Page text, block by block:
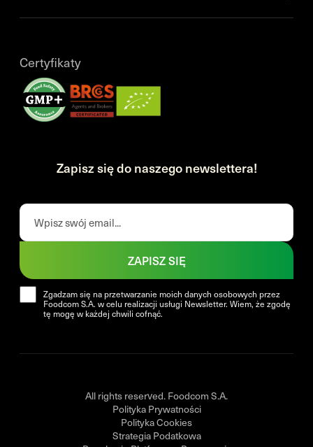
Certyfikaty
Zapisz się do naszego newslettera!
Zgadzam się na przetwarzanie moich danych osobowych przez
Foodcom S.A. w celu realizacji usługi Newsletter. Wiem, że zgodę
tę mogę w każdej chwili cofnąć.
ZAPISZ SIĘ
All rights reserved. Foodcom S.A.
Polityka Prywatności
Polityka Cookies
Strategia Podatkowa